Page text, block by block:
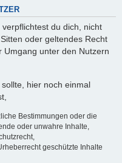
du dich, nicht
oder geltendes Recht
Umgang unter den Nutzern
hier noch einmal
Bestimmungen oder die
oder unwahre Inhalte,
geschützte Inhalte